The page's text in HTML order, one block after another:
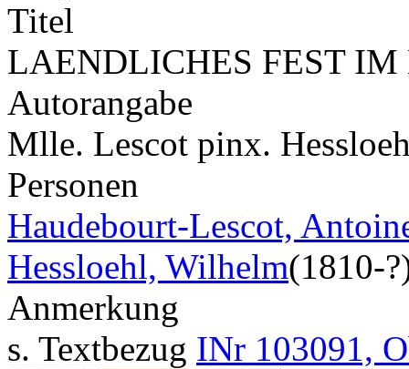
Titel
LAENDLICHES FEST
Autorangabe
Mlle. Lescot pinx.
Personen
Haudebourt-Lescot,
Hessloehl, Wilhelm(1810-
Anmerkung
s. Textbezug INr 103091,